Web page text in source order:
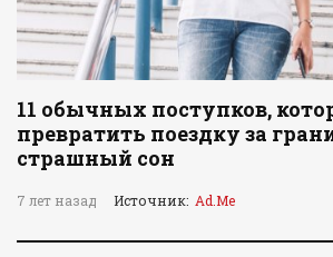
11 обычных поступков,
превратить поездку за
страшный сон
7 лет назад Источник: Ad.Me